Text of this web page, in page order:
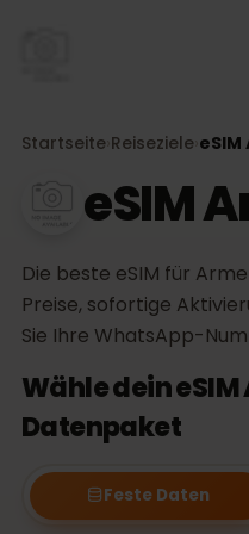
Startseite Reiseziele
eSIM
Die beste eSIM für
Preise, sofortige
Sie Ihre WhatsApp-
Wähle dein
Datenpaket
Feste Daten